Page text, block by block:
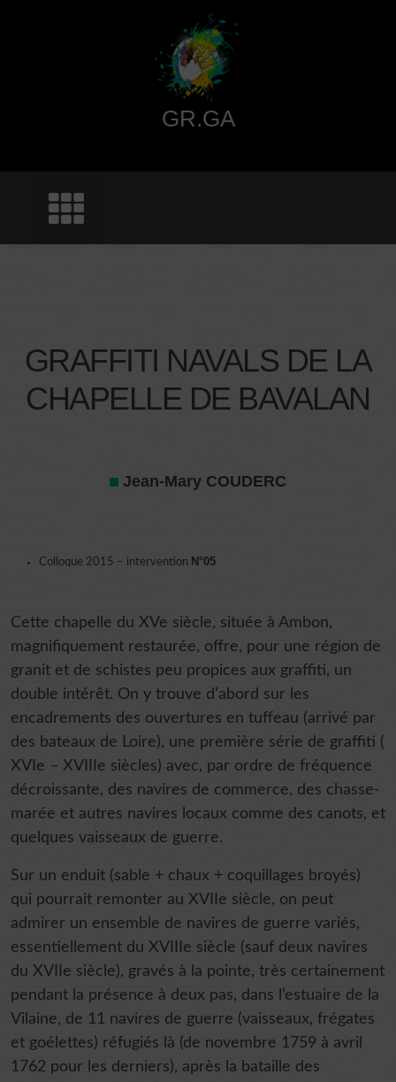
GR.GA
GRAFFITI NAVALS DE LA
CHAPELLE DE BAVALAN
Jean-Mary COUDERC
Colloque 2015 – intervention N°05
Cette chapelle du XVe siècle, située à Ambon,
magnifiquement restaurée, offre, pour une région de
granit et de schistes peu propices aux graffiti, un
double intérêt. On y trouve d’abord sur les
encadrements des ouvertures en tuffeau (arrivé par
des bateaux de Loire), une première série de graffiti (
XVIe – XVIIIe siècles) avec, par ordre de fréquence
décroissante, des navires de commerce, des chasse-
marée et autres navires locaux comme des canots, et
quelques vaisseaux de guerre.
Sur un enduit (sable + chaux + coquillages broyés)
qui pourrait remonter au XVIIe siècle, on peut
admirer un ensemble de navires de guerre variés,
essentiellement du XVIIIe siècle (sauf deux navires
du XVIIe siècle), gravés à la pointe, très certainement
pendant la présence à deux pas, dans l’estuaire de la
Vilaine, de 11 navires de guerre (vaisseaux, frégates
et goélettes) réfugiés là (de novembre 1759 à avril
1762 pour les derniers), après la bataille des